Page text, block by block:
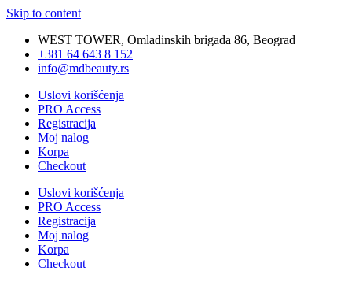
Skip to content
WEST TOWER, Omladinskih brigada 86, Beograd
+381 64 643 8 152
info@mdbeauty.rs
Uslovi korišćenja
PRO Access
Registracija
Moj nalog
Korpa
Checkout
Uslovi korišćenja
PRO Access
Registracija
Moj nalog
Korpa
Checkout